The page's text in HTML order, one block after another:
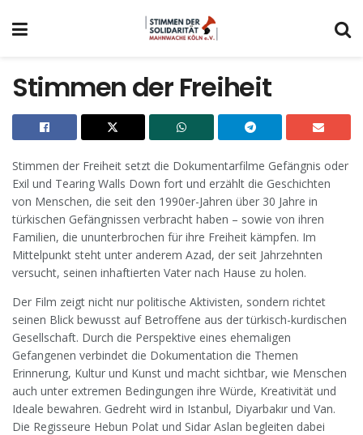
Stimmen der Freiheit
Stimmen der Freiheit setzt die Dokumentarfilme Gefängnis oder
Exil und Tearing Walls Down fort und erzählt die Geschichten
von Menschen, die seit den 1990er-Jahren über 30 Jahre in
türkischen Gefängnissen verbracht haben – sowie von ihren
Familien, die ununterbrochen für ihre Freiheit kämpfen. Im
Mittelpunkt steht unter anderem Azad, der seit Jahrzehnten
versucht, seinen inhaftierten Vater nach Hause zu holen.
Der Film zeigt nicht nur politische Aktivisten, sondern richtet
seinen Blick bewusst auf Betroffene aus der türkisch-kurdischen
Gesellschaft. Durch die Perspektive eines ehemaligen
Gefangenen verbindet die Dokumentation die Themen
Erinnerung, Kultur und Kunst und macht sichtbar, wie Menschen
auch unter extremen Bedingungen ihre Würde, Kreativität und
Ideale bewahren. Gedreht wird in Istanbul, Diyarbakır und Van.
Die Regisseure Hebun Polat und Sidar Aslan begleiten dabei